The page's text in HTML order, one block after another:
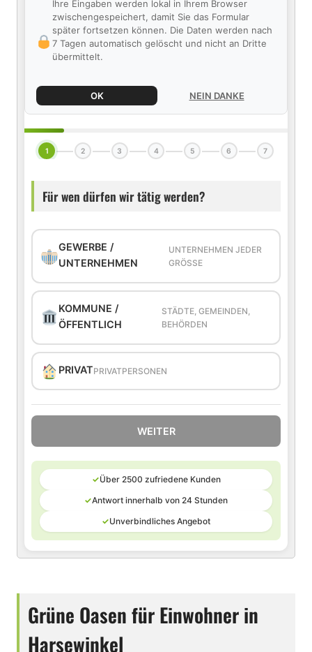
Ihre Eingaben werden lokal in Ihrem Browser
zwischengespeichert, damit Sie das Formular
später fortsetzen können. Die Daten werden nach
7 Tagen automatisch gelöscht und nicht an Dritte
übermittelt.
OK NEIN DANKE
1 2 3 4 5 6 7
Für wen dürfen wir tätig werden?
GEWERBE /
UNTERNEHMEN
UNTERNEHMEN JEDER
GRÖSSE
KOMMUNE /
ÖFFENTLICH
STÄDTE, GEMEINDEN,
BEHÖRDEN
PRIVATPRIVATPERSONEN
WEITER
✓Über 2500 zufriedene Kunden
✓Antwort innerhalb von 24 Stunden
✓Unverbindliches Angebot
Grüne Oasen für Einwohner in
Harsewinkel